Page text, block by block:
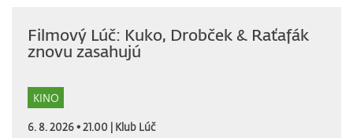
Filmový Lúč: Kuko, Drobček & Raťafák
znovu zasahujú
KINO
6. 8. 2026 • 21.00 | Klub Lúč